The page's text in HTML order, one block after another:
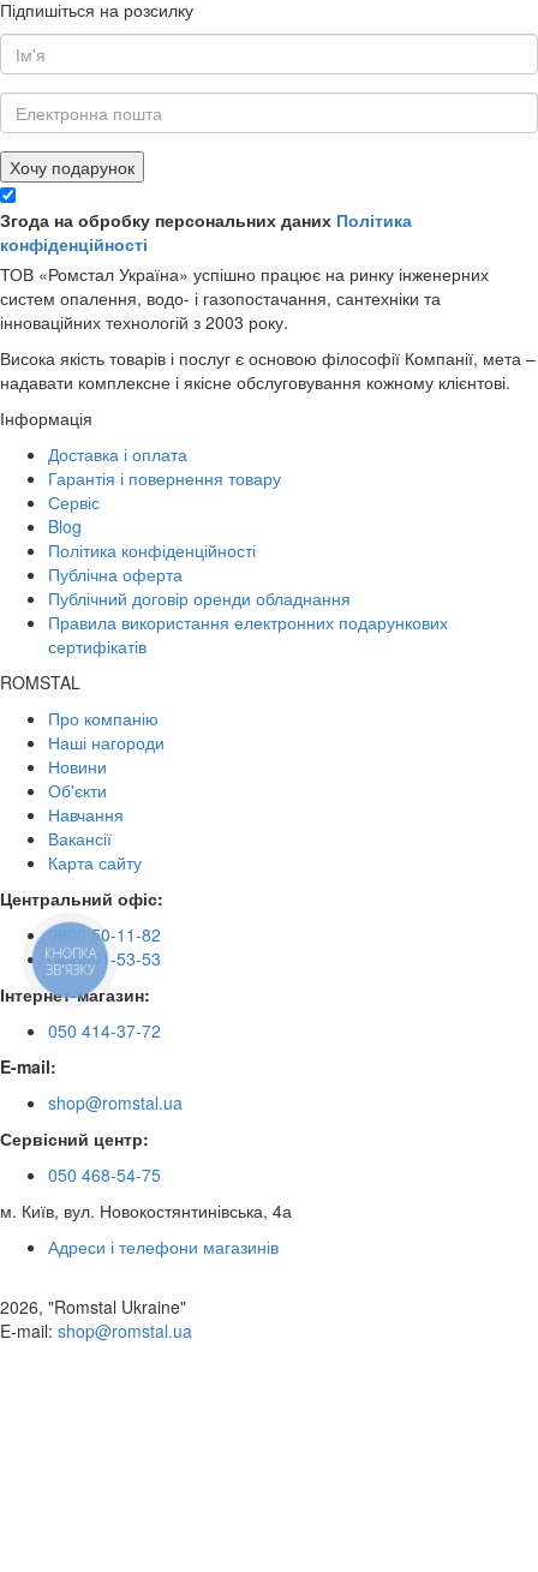
Підпишіться на розсилку
Хочу подарунок
Згода на обробку персональних даних Політика
конфіденційності
ТОВ «Ромстал Україна» успішно працює на ринку інженерних
систем опалення, водо- і газопостачання, сантехніки та
інноваційних технологій з 2003 року.
Висока якість товарів і послуг є основою філософії Компанії, мета –
надавати комплексне і якісне обслуговування кожному клієнтові.
Інформація
Доставка і оплата
Гарантія і повернення товару
Сервіс
Blog
Політика конфіденційності
Публічна оферта
Публічний договір оренди обладнання
Правила використання електронних подарункових
сертифікатів
ROMSTAL
Про компанію
Наші нагороди
Новини
Об'єкти
Навчання
Вакансії
Карта сайту
Центральний офіс:
0800 50-11-82
044 501-53-53
Інтернет-магазин:
050 414-37-72
E-mail:
shop@romstal.ua
Сервісний центр:
050 468-54-75
м. Київ, вул. Новокостянтинівська, 4а
Адреси і телефони магазинів
2026, "Romstal Ukraine"
​E-mail: shop@romstal.ua
КНОПКА
ЗВ'ЯЗКУ